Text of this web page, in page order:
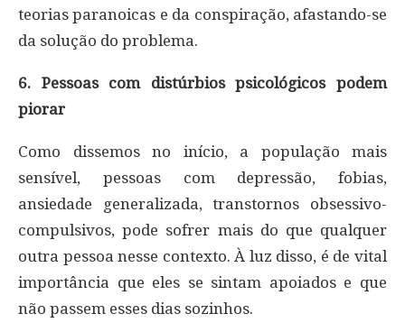
teorias paranoicas e da conspiração, afastando-se
da solução do problema.
6. Pessoas com distúrbios psicológicos podem
piorar
Como dissemos no início, a população mais
sensível, pessoas com depressão, fobias,
ansiedade generalizada, transtornos obsessivo-
compulsivos, pode sofrer mais do que qualquer
outra pessoa nesse contexto. À luz disso, é de vital
importância que eles se sintam apoiados e que
não passem esses dias sozinhos.